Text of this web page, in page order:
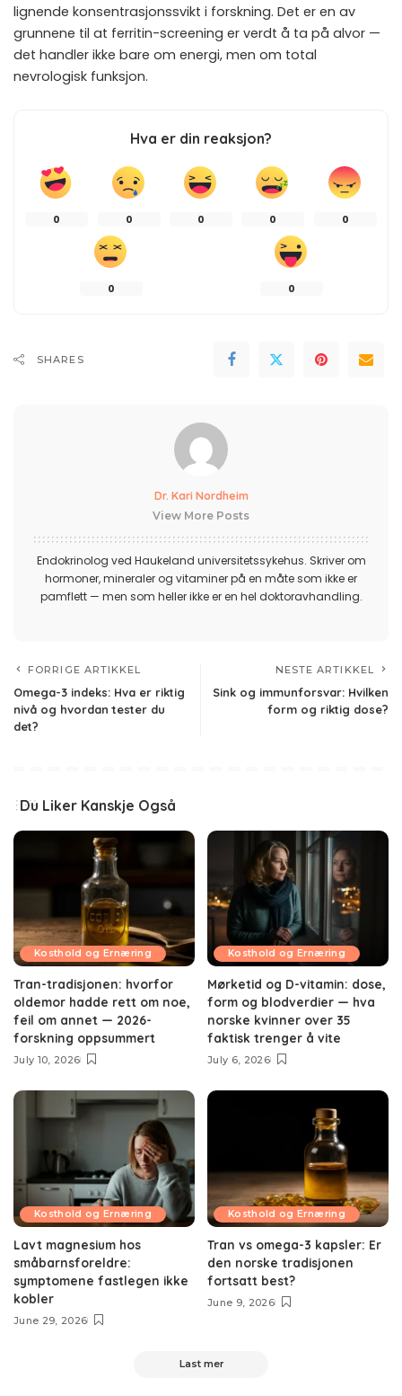
lignende konsentrasjonssvikt i forskning. Det er en av
grunnene til at ferritin-screening er verdt å ta på alvor —
det handler ikke bare om energi, men om total
nevrologisk funksjon.
Hva er din reaksjon?
0 0 0 0 0
0 0
SHARES
Dr. Kari Nordheim
View More Posts
Endokrinolog ved Haukeland universitetssykehus. Skriver om
hormoner, mineraler og vitaminer på en måte som ikke er
pamflett — men som heller ikke er en hel doktoravhandling.
FORRIGE ARTIKKEL
Omega-3 indeks: Hva er riktig
nivå og hvordan tester du
det?
NESTE ARTIKKEL
Sink og immunforsvar: Hvilken
form og riktig dose?
Du Liker Kanskje Også
Kosthold og Ernæring
Tran-tradisjonen: hvorfor
oldemor hadde rett om noe,
feil om annet — 2026-
forskning oppsummert
July 10, 2026
Kosthold og Ernæring
Mørketid og D-vitamin: dose,
form og blodverdier — hva
norske kvinner over 35
faktisk trenger å vite
July 6, 2026
Kosthold og Ernæring
Lavt magnesium hos
småbarnsforeldre:
symptomene fastlegen ikke
kobler
June 29, 2026
Kosthold og Ernæring
Tran vs omega-3 kapsler: Er
den norske tradisjonen
fortsatt best?
June 9, 2026
Last mer